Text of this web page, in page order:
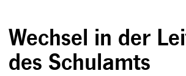
Wechsel in der
des Schulamts